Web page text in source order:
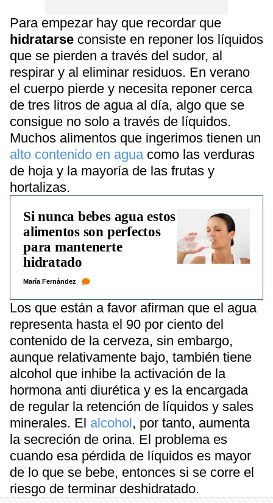
Para empezar hay que recordar que
hidratarse consiste en reponer los líquidos
que se pierden a través del sudor, al
respirar y al eliminar residuos. En verano
el cuerpo pierde y necesita reponer cerca
de tres litros de agua al día, algo que se
consigue no solo a través de líquidos.
Muchos alimentos que ingerimos tienen un
alto contenido en aguacomo las verduras
de hoja y la mayoría de las frutas y
hortalizas.
Si nunca bebes agua estos
alimentos son perfectos
para mantenerte
hidratado
María Fernández
Los que están a favor afirman que el agua
representa hasta el 90 por ciento del
contenido de la cerveza, sin embargo,
aunque relativamente bajo, también tiene
alcohol que inhibe la activación de la
hormona anti diurética y es la encargada
de regular la retención de líquidos y sales
minerales. El alcohol , por tanto, aumenta
la secreción de orina. El problema es
cuando esa pérdida de líquidos es mayor
de lo que se bebe, entonces si se corre el
riesgo de terminar deshidratado.